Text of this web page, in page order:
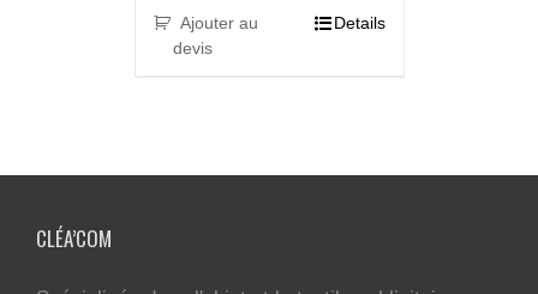
Ajouter au
devis
Details
CLÉA’COM